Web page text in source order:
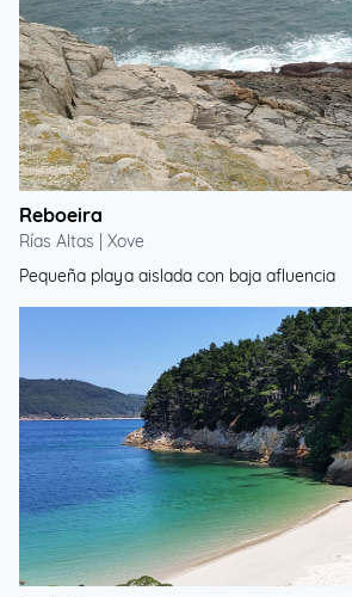
Reboeira
Rías Altas | Xove
Pequeña playa aislada con baja afluencia